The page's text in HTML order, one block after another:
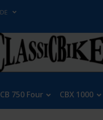
DE
CB 750 Four CBX 1000